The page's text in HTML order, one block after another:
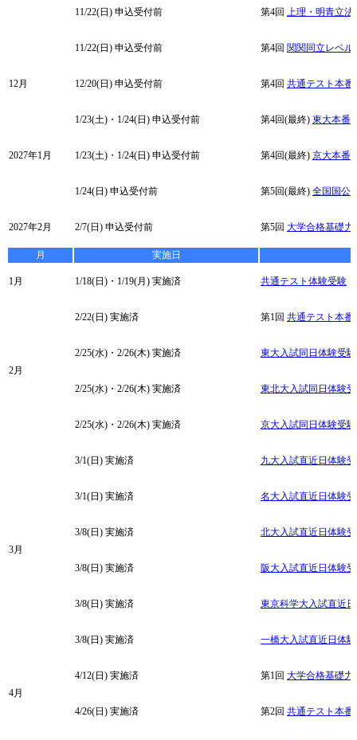
11/22(日) 申込受付前 第4回 上理・明青立法
11/22(日) 申込受付前 第4回 関関同立レベル
12月 12/20(日) 申込受付前 第4回 共通テスト本番
2027年1月
1/23(土)・1/24(日) 申込受付前 第4回(最終) 東大本番
1/23(土)・1/24(日) 申込受付前 第4回(最終) 京大本番
1/24(日) 申込受付前 第5回(最終) 全国国公
2027年2月 2/7(日) 申込受付前 第5回 大学合格基礎力
月 実施日
1月 1/18(日)・1/19(月) 実施済 共通テスト体験受験
2月
2/22(日) 実施済 第1回 共通テスト本番
2/25(水)・2/26(木) 実施済 東大入試同日体験受験
2/25(水)・2/26(木) 実施済 東北大入試同日体験
2/25(水)・2/26(木) 実施済 京大入試同日体験受験
3月
3/1(日) 実施済 九大入試直近日体験
3/1(日) 実施済 名大入試直近日体験
3/8(日) 実施済 北大入試直近日体験
3/8(日) 実施済 阪大入試直近日体験
3/8(日) 実施済 東京科学大入試直近
3/8(日) 実施済 一橋大入試直近日体
4月
4/12(日) 実施済 第1回 大学合格基礎力
4/26(日) 実施済 第2回 共通テスト本番